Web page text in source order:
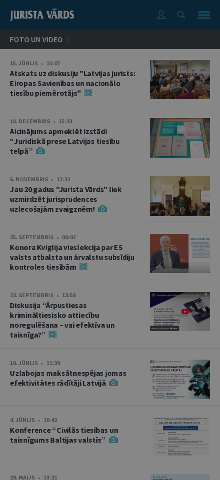
FOTO UN VIDEO
15. JŪNIJS • 15:07
Atskats uz diskusiju "Latvijas jurists:
Eiropas Savienības un nacionālo
tiesību piemērotājs"
18. DECEMBRIS • 15:33
Aicinājums apmeklēt izstādi
“Juridiskā prese Latvijas tiesību
telpā”
6. NOVEMBRIS • 12:32
Jau 20 gadus "Jurista Vārds" liek
uzmirdzēt jurisprudences
uzlecošajām zvaigznēm!
25. SEPTEMBRIS • 08:02
Konora Kviglija vieslekcija par ES
valsts atbalsta un ārvalstu subsīdiju
kontroles tiesībām
23. SEPTEMBRIS • 13:58
Diskusija “Ārpustiesas
krimināltiesisko attiecību
noregulēšana – vai efektīva un
taisnīga?”
10. JŪNIJS • 11:39
Uzlabojas maksātnespējas jomas
efektivitātes rādītāji Latvijā
4. JŪNIJS • 10:42
Konference “Civilās tiesības un
taisnīgums Baltijas valstīs”
29. MAIJS • 13:21